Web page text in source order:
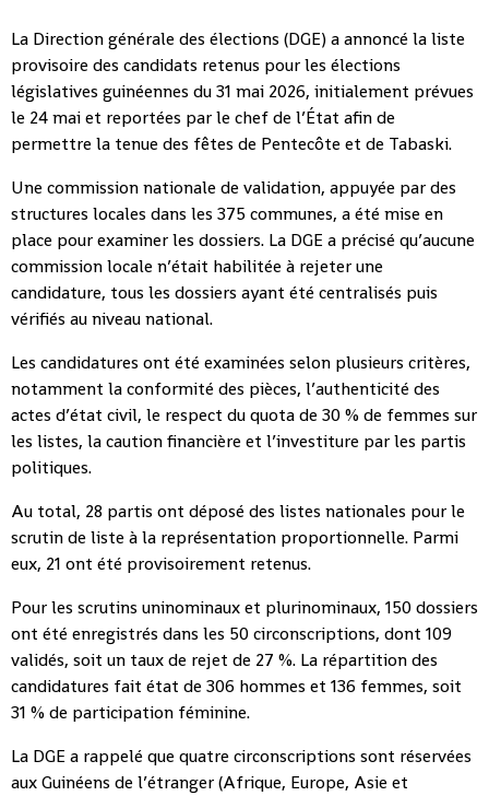
La Direction générale des élections (DGE) a annoncé la liste
provisoire des candidats retenus pour les élections
législatives guinéennes du 31 mai 2026, initialement prévues
le 24 mai et reportées par le chef de l’État afin de
permettre la tenue des fêtes de Pentecôte et de Tabaski.
Une commission nationale de validation, appuyée par des
structures locales dans les 375 communes, a été mise en
place pour examiner les dossiers. La DGE a précisé qu’aucune
commission locale n’était habilitée à rejeter une
candidature, tous les dossiers ayant été centralisés puis
vérifiés au niveau national.
Les candidatures ont été examinées selon plusieurs critères,
notamment la conformité des pièces, l’authenticité des
actes d’état civil, le respect du quota de 30 % de femmes sur
les listes, la caution financière et l’investiture par les partis
politiques.
Au total, 28 partis ont déposé des listes nationales pour le
scrutin de liste à la représentation proportionnelle. Parmi
eux, 21 ont été provisoirement retenus.
Pour les scrutins uninominaux et plurinominaux, 150 dossiers
ont été enregistrés dans les 50 circonscriptions, dont 109
validés, soit un taux de rejet de 27 %. La répartition des
candidatures fait état de 306 hommes et 136 femmes, soit
31 % de participation féminine.
La DGE a rappelé que quatre circonscriptions sont réservées
aux Guinéens de l’étranger (Afrique, Europe, Asie et